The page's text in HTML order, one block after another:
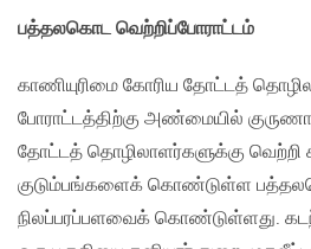
பத்தலகொட வெற்றிப்போராட்டம்
காணியுரிமை கோரிய தோட்டத்
போராட்டத்திற்கு அண்மையில்
தோட்டத் தொழிலாளர்களுக்கு வெற்றி
குடும்பங்களைக் கொண்டுள்ள
நிலப்பரப்பளவைக் கொண்டுள்ளது.